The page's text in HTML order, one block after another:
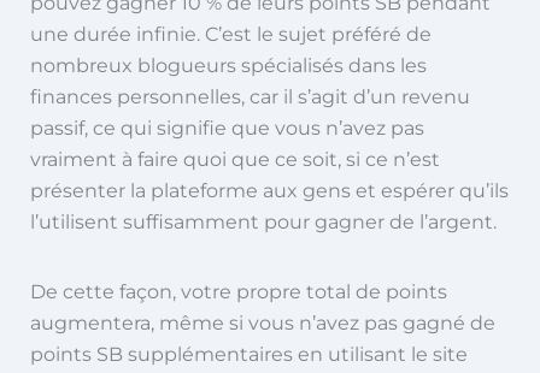
une durée infinie. C’est le sujet préféré de
nombreux blogueurs spécialisés dans les
finances personnelles, car il s’agit d’un revenu
passif, ce qui signifie que vous n’avez pas
vraiment à faire quoi que ce soit, si ce n’est
présenter la plateforme aux gens et espérer qu’ils
l’utilisent suffisamment pour gagner de l’argent.
De cette façon, votre propre total de points
augmentera, même si vous n’avez pas gagné de
points SB supplémentaires en utilisant le site